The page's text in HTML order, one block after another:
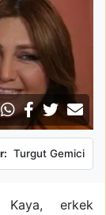
Turgut Gemici
Kaya, erkek